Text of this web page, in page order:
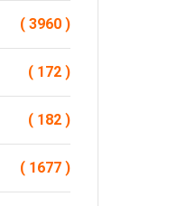
( 3960 )
( 172 )
( 182 )
( 1677 )